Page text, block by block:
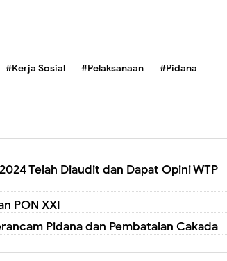
#Kerja Sosial #Pelaksanaan
#Pidana
Telah Diaudit dan Dapat Opini WTP
PON XXI
Pidana dan Pembatalan Cakada